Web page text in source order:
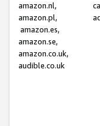
amazon.nl,
amazon.pl,
amazon.es,
amazon.se,
amazon.co.uk,
audible.co.uk